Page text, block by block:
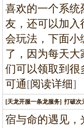
喜欢的一个系统
友，还可以加入
会玩法，下面小
了，因为每天
们可以领取到很
可通[阅读详细]
[天龙开服一条龙服务] 打破次
宿与命的遇见，